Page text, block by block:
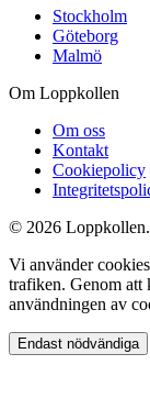
Stockholm
Göteborg
Malmö
Om Loppkollen
Om oss
Kontakt
Cookiepolicy
© 2026
Vi använder
trafiken. Genom
användningen av
Endast nödvändiga